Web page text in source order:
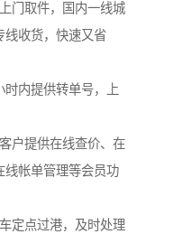
门取件，国内一线城
线收货，快速又省
时内提供转单号，上
户提供在线查价、在
线帐单管理等会员功
定点过港，及时处理